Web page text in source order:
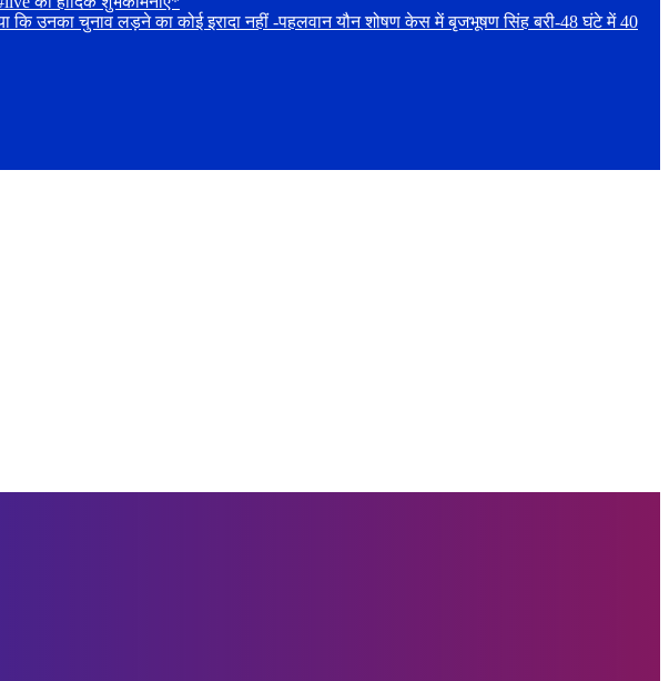
उनका चुनाव लड़ने का कोई इरादा नहीं -पहलवान यौन शोषण केस में बृजभूषण सिंह बरी-48 घंटे में 40